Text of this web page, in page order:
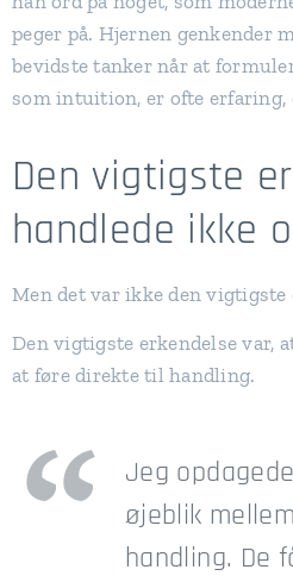
peger på. Hjernen genkender
bevidste tanker når at
som intuition, er ofte erfaring,
Den vigtigste
handlede ikke
Men det var ikke den vigtigste
Den vigtigste erkendelse var,
at føre direkte til handling.
Jeg
øjeblik
handling. De